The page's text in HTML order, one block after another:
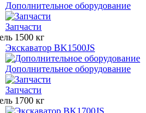
Дополнительное оборудование
Запчасти
1500 кг
Экскаватор BK1500JS
Дополнительное оборудование
Запчасти
1700 кг